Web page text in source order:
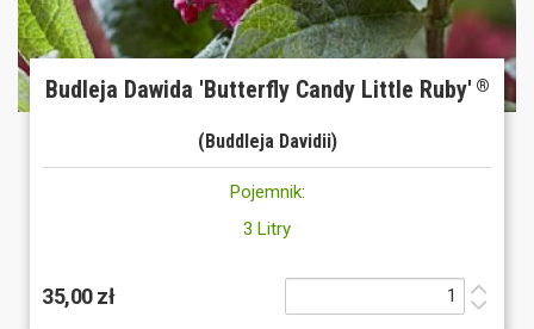
Budleja Dawida 'Butterfly Candy Little Ruby' ®
(Buddleja Davidii)
Pojemnik:
3 Litry
35,00 zł